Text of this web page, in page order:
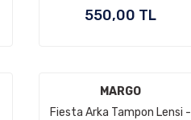
550,00 TL
MARGO
Fiesta Arka Tampon Lensi -